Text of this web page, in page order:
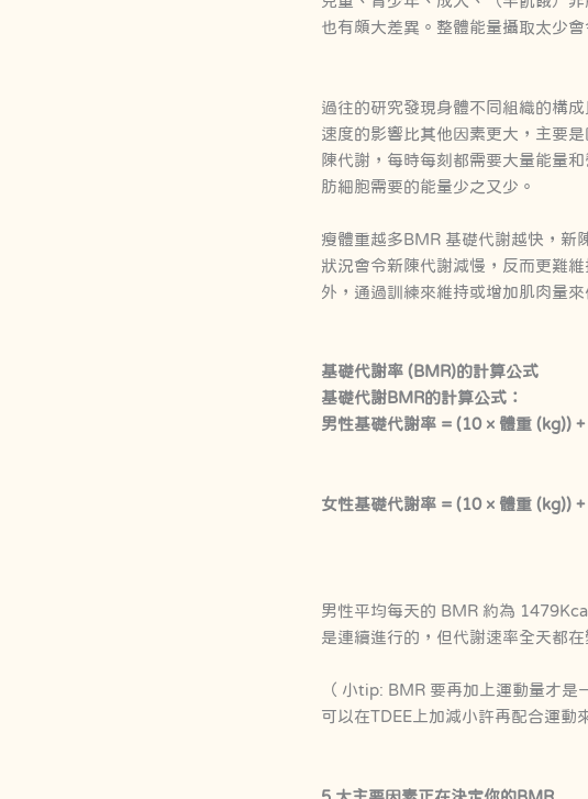
也有頗大差異。整體能量攝取太少
過往的研究發現身體不同組織的構
速度的影響比其他因素更大，主要
陳代謝，每時每刻都需要大量能量
肪細胞需要的能量少之又少。
瘦體重越多BMR 基礎代謝越快，新
狀況會令新陳代謝減慢，反而更難
外，通過訓練來維持或增加肌肉量來
基礎代謝率 (BMR)的計算公式
基礎代謝BMR的計算公式：
男性基礎代謝率 = (10 × 體重 (kg))
女性基礎代謝率 = (10 × 體重 (kg))
男性平均每天的 BMR 約為
是連續進行的，但代謝速率全天都
（ 小tip: BMR 要再加上運動量才
可以在TDEE上加減小許再配合運動